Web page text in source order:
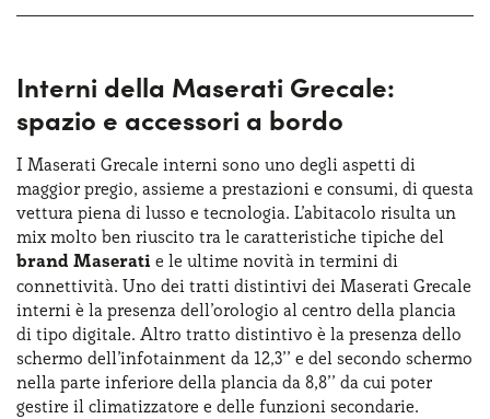
Interni della Maserati Grecale:
spazio e accessori a bordo
I Maserati Grecale interni sono uno degli aspetti di
maggior pregio, assieme a prestazioni e consumi, di questa
vettura piena di lusso e tecnologia. L’abitacolo risulta un
mix molto ben riuscito tra le caratteristiche tipiche del
brand Maserati e le ultime novità in termini di
connettività. Uno dei tratti distintivi dei Maserati Grecale
interni è la presenza dell’orologio al centro della plancia
di tipo digitale. Altro tratto distintivo è la presenza dello
schermo dell’infotainment da 12,3’’ e del secondo schermo
nella parte inferiore della plancia da 8,8’’ da cui poter
gestire il climatizzatore e delle funzioni secondarie.